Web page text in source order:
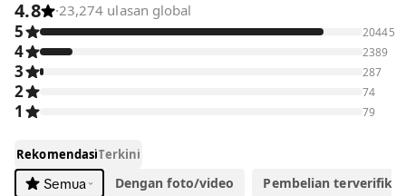
4.8 ·23,274 ulasan global
5 20445
4 2389
3 287
2 74
1 79
RekomendasiTerkini
Semua
Dengan foto/video Pembelian terverifikasi